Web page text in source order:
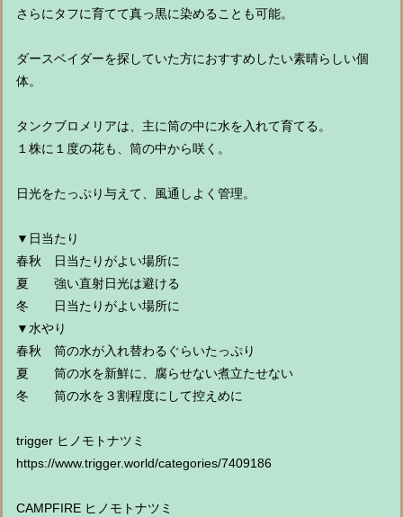
さらにタフに育てて真っ黒に染めることも可能。
ダースベイダーを探していた方におすすめしたい素晴らしい個
体。
タンクブロメリアは、主に筒の中に水を入れて育てる。
１株に１度の花も、筒の中から咲く。
日光をたっぷり与えて、風通しよく管理。
▼日当たり
春秋 日当たりがよい場所に
夏 強い直射日光は避ける
冬 日当たりがよい場所に
▼水やり
春秋 筒の水が入れ替わるぐらいたっぷり
夏 筒の水を新鮮に、腐らせない煮立たせない
冬 筒の水を３割程度にして控えめに
trigger ヒノモトナツミ
https://www.trigger.world/categories/7409186
CAMPFIRE ヒノモトナツミ